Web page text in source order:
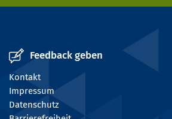
Feedback geben
Kontakt
Impressum
Datenschutz